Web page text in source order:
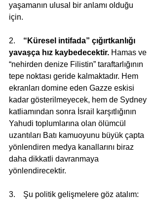
yaşamanın ulusal bir anlamı olduğu
için.
2. “Küresel intifada” çığırtkanlığı
yavaşça hız kaybedecektir. Hamas ve
“nehirden denize Filistin” taraftarlığının
tepe noktası geride kalmaktadır. Hem
ekranları domine eden Gazze eskisi
kadar gösterilmeyecek, hem de Sydney
katliamından sonra İsrail karşıtlığının
Yahudi toplumlarına olan ölümcül
uzantıları Batı kamuoyunu büyük çapta
yönlendiren medya kanallarını biraz
daha dikkatli davranmaya
yönlendirecektir.
3.    Şu politik gelişmelere göz atalım: